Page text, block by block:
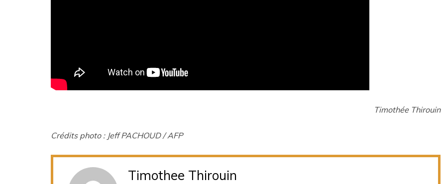
Timothée Thirouin
Crédits photo : Jeff PACHOUD / AFP
Timothee Thirouin